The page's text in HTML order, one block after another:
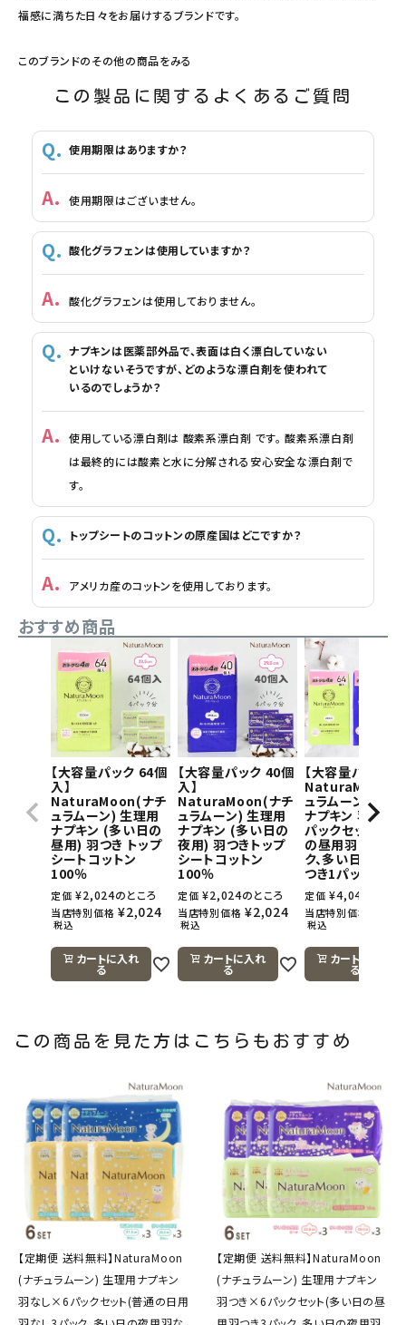
福感に満ちた日々をお届けするブランドです。
このブランドのその他の商品をみる
この製品に関するよくあるご質問
使用期限はありますか？
使用期限はございません。
酸化グラフェンは使用していますか？
酸化グラフェンは使用しておりません。
ナプキンは医薬部外品で、表面は白く漂白していない
といけないそうですが、どのような漂白剤を使われて
いるのでしょうか？
使用している漂白剤は 酸素系漂白剤 です。 酸素系漂白剤
は最終的には酸素と水に分解される安心安全な漂白剤で
す。
トップシートのコットンの原産国はどこですか？
アメリカ産のコットンを使用しております。
おすすめ商品
【大容量パック 64個
入】
NaturaMoon(ナチ
ュラムーン) 生理用
ナプキン (多い日の
昼用) 羽つき トップ
シートコットン
100％
定価 ¥2,024のところ
当店特別価格 ¥2,024
税込
カートに入れ
る
【大容量パック 40個
入】
NaturaMoon(ナチ
ュラムーン) 生理用
ナプキン (多い日の
夜用) 羽つきトップ
シートコットン
100％
定価 ¥2,024のところ
当店特別価格 ¥2,024
税込
カートに入れ
る
【大容量パック】
NaturaMoon(
ュラムーン) 生理
ナプキン 羽つき
パックセット(多
の昼用羽つき1パ
ク、多い日の夜
つき1パック)
定価 ¥4,048
当店特別価格
税込
カートに入れ
る
この商品を見た方はこちらもおすすめ
【定期便 送料無料】NaturaMoon
(ナチュラムーン) 生理用ナプキン
羽なし×6パックセット(普通の日用
【定期便 送料無料】NaturaMoon
(ナチュラムーン) 生理用ナプキン
羽つき×6パックセット(多い日の昼